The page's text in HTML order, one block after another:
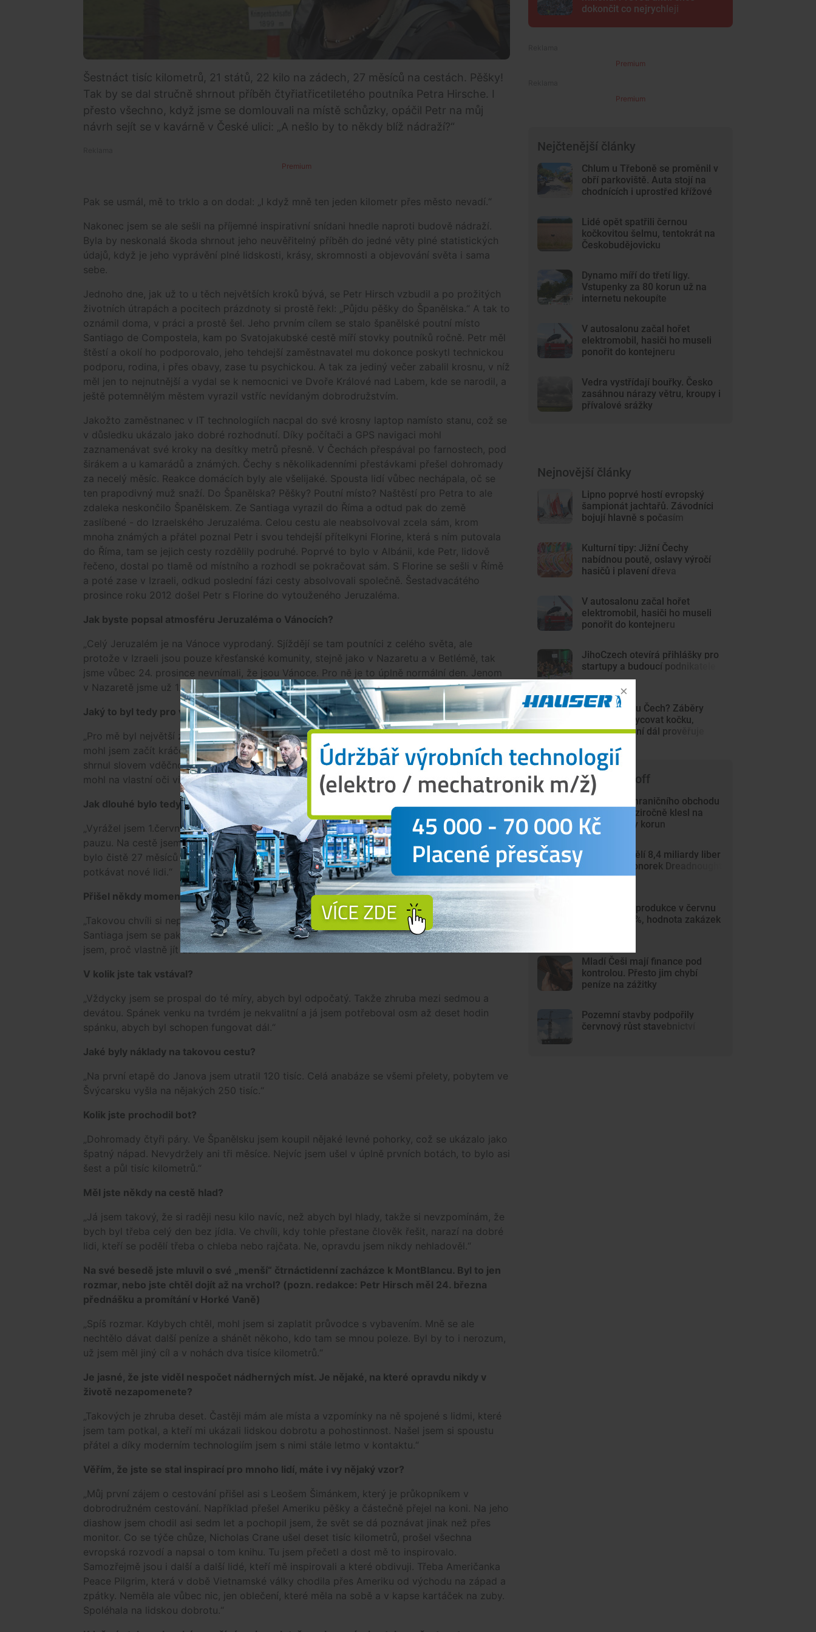
Šestnáct tisíc kilometrů, 21 států, 22 kilo na zádech, 27 měsíců na cestách. Pěšky!
Tak by se dal stručně shrnout příběh čtyřiatřicetiletého poutníka Petra Hirsche. I
přesto všechno, když jsme se domlouvali na místě schůzky, opáčil Petr na můj
návrh sejít se v kavárně v České ulici: „A nešlo by to někdy blíž nádraží?“
Premium
Pak se usmál, mě to trklo a on dodal: „I když mně ten jeden kilometr přes město nevadí.“
Nakonec jsem se ale sešli na příjemné inspirativní snídani hnedle naproti budově nádraží.
Byla by neskonalá škoda shrnout jeho neuvěřitelný příběh do jedné věty plné statistických
údajů, když je jeho vyprávění plné lidskosti, krásy, skromnosti a objevování světa i sama
sebe.
Jednoho dne, jak už to u těch největších kroků bývá, se Petr Hirsch vzbudil a po prožitých
životních útrapách a pocitech prázdnoty si prostě řekl: „Půjdu pěšky do Španělska.“ A tak to
oznámil doma, v práci a prostě šel. Jeho prvním cílem se stalo španělské poutní místo
Santiago de Compostela, kam po Svatojakubské cestě míří stovky poutníků ročně. Petr měl
štěstí a okolí ho podporovalo, jeho tehdejší zaměstnavatel mu dokonce poskytl technickou
podporu, rodina, i přes obavy, zase tu psychickou. A tak za jediný večer zabalil krosnu, v níž
měl jen to nejnutnější a vydal se k nemocnici ve Dvoře Králové nad Labem, kde se narodil, a
ještě potemnělým městem vyrazil vstříc nevídaným dobrodružstvím.
Jakožto zaměstnanec v IT technologiích nacpal do své krosny laptop namísto stanu, což se
v důsledku ukázalo jako dobré rozhodnutí. Díky počítači a GPS navigaci mohl
zaznamenávat své kroky na desítky metrů přesně. V Čechách přespával po farnostech, pod
širákem a u kamarádů a známých. Čechy s několikadenními přestávkami přešel dohromady
za necelý měsíc. Reakce domácích byly ale všelijaké. Spousta lidí vůbec nechápala, oč se
ten prapodivný muž snaží. Do Španělska? Pěšky? Poutní místo? Naštěstí pro Petra to ale
zdaleka neskončilo Španělskem. Ze Santiaga vyrazil do Říma a odtud pak do země
zaslíbené - do Izraelského Jeruzaléma. Celou cestu ale neabsolvoval zcela sám, krom
mnoha známých a přátel poznal Petr i svou tehdejší přítelkyni Florine, která s ním putovala
do Říma, tam se jejich cesty rozdělily podruhé. Poprvé to bylo v Albánii, kde Petr, lidově
řečeno, dostal po tlamě od místního a rozhodl se pokračovat sám. S Florine se sešli v Římě
a poté zase v Izraeli, odkud poslední fázi cesty absolvovali společně. Šestadvacátého
prosince roku 2012 došel Petr s Florine do vytouženého Jeruzaléma.
Jak byste popsal atmosféru Jeruzaléma o Vánocích?
„Celý Jeruzalém je na Vánoce vyprodaný. Sjíždějí se tam poutníci z celého světa, ale
protože v Izraeli jsou pouze křesťanské komunity, stejně jako v Nazaretu a v Betlémě, tak
jsme vůbec 24. prosince nevnímali, že jsou Vánoce. Pro ně je to úplně normální den. Jenom
v Nazaretě jsme už 12. prosince narazili na jeden vánoční stromeček na náměstí.“
Jaký to byl tedy pro vás zážitek, vstoupit do Jeruzaléma?
„Pro mě byl největší zážitek, když jsem vstoupil po třech hodinách zdržování do Haify a
mohl jsem začít kráčet po Svaté zemi. V té chvíli jsem pocítil zadostiučinění. Vše bych to
shrnul slovem vděčnost. Za to, že jsem poznal tolik zajímavých lidí, míst. Za to, že jsem
mohl na vlastní oči vidět, že svět a lidé v něm nejsou tak zlí, jak se někdy zdá.“
Jak dlouhé bylo tedy celé vaše putování?
„Vyrážel jsem 1.června 2010 a šel jsem 17 měsíců sám do Janova. Pak jsem měl čtyřměsíční
pauzu. Na cestě jsem byl pak zase od března do prosince. Celé to trvalo 31 měsíců, z čehož
bylo čistě 27 měsíců putovních. Každý den na nohou, každý den spát na jiném místě,
potkávat nové lidi.“
Přišel někdy moment, kdy jste si řekl: A dost, jdu domů, už mě to nebaví?
„Takovou chvíli si nepamatuji. Na cestě do Santiaga jsem nezapochyboval ani jednou, ze
Santiaga jsem se pak musel přemlouvat. Někdy se mi nechtělo ráno vstávat a přemýšlel
jsem, proč vlastně jít dál.“
V kolik jste tak vstával?
„Vždycky jsem se prospal do té míry, abych byl odpočatý. Takže zhruba mezi sedmou a
devátou. Spánek venku na tvrdém je nekvalitní a já jsem potřeboval osm až deset hodin
spánku, abych byl schopen fungovat dál.“
Jaké byly náklady na takovou cestu?
„Na první etapě do Janova jsem utratil 120 tisíc. Celá anabáze se všemi přelety, pobytem ve
Švýcarsku vyšla na nějakých 250 tisíc.“
Kolik jste prochodil bot?
„Dohromady čtyři páry. Ve Španělsku jsem koupil nějaké levné pohorky, což se ukázalo jako
špatný nápad. Nevydržely ani tři měsíce. Nejvíc jsem ušel v úplně prvních botách, to bylo asi
šest a půl tisíc kilometrů.“
Měl jste někdy na cestě hlad?
„Já jsem takový, že si raději nesu kilo navíc, než abych byl hlady, takže si nevzpomínám, že
bych byl třeba celý den bez jídla. Ve chvíli, kdy tohle přestane člověk řešit, narazí na dobré
lidi, kteří se podělí třeba o chleba nebo rajčata. Ne, opravdu jsem nikdy nehladověl.“
Na své besedě jste mluvil o své „menší“ čtrnáctidenní zacházce k MontBlancu. Byl to jen
rozmar, nebo jste chtěl dojít až na vrchol? (pozn. redakce: Petr Hirsch měl 24. března
přednášku a promítání v Horké Vaně)
„Spíš rozmar. Kdybych chtěl, mohl jsem si zaplatit průvodce s vybavením. Mně se ale
nechtělo dávat další peníze a shánět někoho, kdo tam se mnou poleze. Byl by to i nerozum,
už jsem měl jiný cíl a v nohách dva tisíce kilometrů.“
Je jasné, že jste viděl nespočet nádherných míst. Je nějaké, na které opravdu nikdy v
životě nezapomenete?
„Takových je zhruba deset. Častěji mám ale místa a vzpomínky na ně spojené s lidmi, které
jsem tam potkal, a kteří mi ukázali lidskou dobrotu a pohostinnost. Našel jsem si spoustu
přátel a díky moderním technologiím jsem s nimi stále letmo v kontaktu.“
Věřím, že jste se stal inspirací pro mnoho lidí, máte i vy nějaký vzor?
„Můj první zájem o cestování přišel asi s Leošem Šimánkem, který je průkopníkem v
dobrodružném cestování. Například přešel Ameriku pěšky a částečně přejel na koni. Na jeho
diashow jsem chodil asi sedm let a pochopil jsem, že svět se dá poznávat jinak než přes
monitor. Co se týče chůze, Nicholas Crane ušel deset tisíc kilometrů, prošel všechna
evropská rozvodí a napsal o tom knihu. Tu jsem přečetl a dost mě to inspirovalo.
Samozřejmě jsou i další a další lidé, kteří mě inspirovali a které obdivuji. Třeba Američanka
Peace Pilgrim, která v době Vietnamské války chodila přes Ameriku od východu na západ a
zpátky. Neměla ale vůbec nic, jen oblečení, které měla na sobě a v kapse kartáček na zuby.
Spoléhala na lidskou dobrotu.“
dokončit co nejrychleji
Premium
Premium
Nejčtenější články
Chlum u Třeboně se proměnil v
obří parkoviště. Auta stojí na
chodnících i uprostřed křížové
Lidé opět spatřili černou
kočkovitou šelmu, tentokrát na
Českobudějovicku
Dynamo míří do třetí ligy.
Vstupenky za 80 korun už na
internetu nekoupíte
V autosalonu začal hořet
elektromobil, hasiči ho museli
ponořit do kontejneru
Vedra vystřídají bouřky. Česko
zasáhnou nárazy větru, kroupy i
přívalové srážky
Nejnovější články
Lipno poprvé hostí evropský
šampionát jachtařů. Závodníci
bojují hlavně s počasím
Kulturní tipy: Jižní Čechy
nabídnou poutě, oslavy výročí
hasičů i plavení dřeva
V autosalonu začal hořet
elektromobil, hasiči ho museli
ponořit do kontejneru
JihoCzech otevírá přihlášky pro
startupy a budoucí podnikatele
Šelma na jihu Čech? Záběry
mohou zachycovat kočku,
policie hlášení dál prověřuje
O čem píše Trade-off
Přebytek zahraničního obchodu
v červnu meziročně klesl na
15,5 miliardy korun
Británie přidělí 8,4 miliardy liber
výrobcům ponorek Dreadnought
Průmyslová produkce v červnu
vzrostla o 4 %, hodnota zakázek
Mladí Češi mají finance pod
kontrolou. Přesto jim chybí
peníze na zážitky
Pozemní stavby podpořily
červnový růst stavebnictví